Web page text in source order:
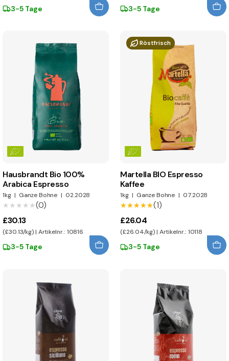
3-5 Tage 3-5 Tage
Hausbrandt Bio 100%
Arabica Espresso
1kg | Ganze Bohne | 02.2028
★★★★★
★★★★★(0)
£30.13
(£30.13/kg) | Artikelnr.: 10816
3-5 Tage
Röstfrisch
Martella BIO Espresso
Kaffee
1kg | Ganze Bohne | 07.2028
★★★★★
★★★★★(1)
£26.04
(£26.04/kg) | Artikelnr.: 10118
3-5 Tage